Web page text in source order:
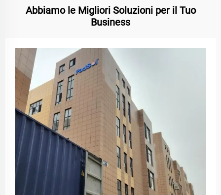
Abbiamo le Migliori Soluzioni per il Tuo
Business